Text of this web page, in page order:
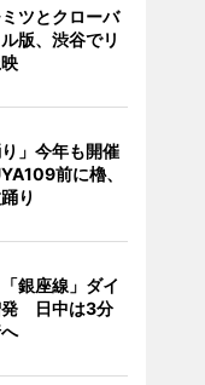
ツとクローバ
版、渋谷でリ
り」今年も開催
前に櫓、
り
銀座線」ダイ
発 日中は3分